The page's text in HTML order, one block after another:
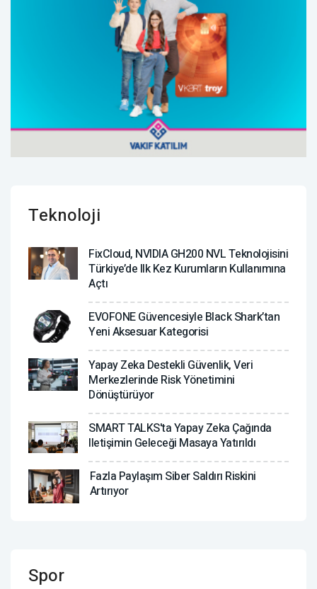
Teknoloji
FixCloud, NVIDIA GH200 NVL Teknolojisini
Türkiye’de Ilk Kez Kurumların Kullanımına
Açtı
EVOFONE Güvencesiyle Black Shark’tan
Yeni Aksesuar Kategorisi
Yapay Zeka Destekli Güvenlik, Veri
Merkezlerinde Risk Yönetimini
Dönüştürüyor
SMART TALKS'ta Yapay Zeka Çağında
Iletişimin Geleceği Masaya Yatırıldı
Fazla Paylaşım Siber Saldırı Riskini
Artırıyor
Spor